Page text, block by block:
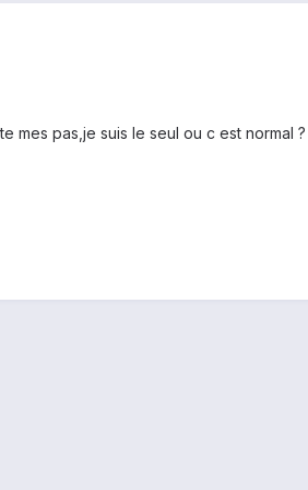
mes pas,je suis le seul ou c est normal ?